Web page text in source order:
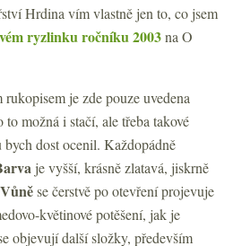
Hrdina vím vlastně jen to, co jsem
ryzlinku ročníku 2003na O
je zde pouze uvedena
možná i stačí, ale třeba takové
dost ocenil. Každopádně
je vyšší, krásně zlatavá, jiskrně
Vůněse čerstvě po otevření projevuje
květinové potěšení, jak je
objevují další složky, především